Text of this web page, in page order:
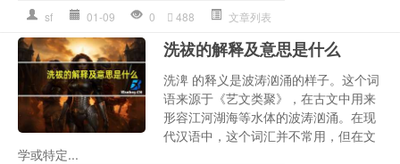
sf 01-09 0 488 文章列表
洗祓的解释及意思是什么
洗渒 的释义是波涛汹涌的样子。这个词
语来源于《艺文类聚》，在古文中用来
形容江河湖海等水体的波涛汹涌。在现
代汉语中，这个词汇并不常用，但在文
学或特定...